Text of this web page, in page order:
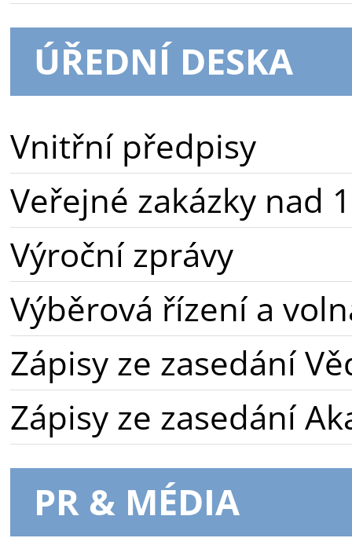
ÚŘEDNÍ DESKA
Vnitřní předpisy
Veřejné zakázky nad
Výroční zprávy
Výběrová řízení a
Zápisy ze zasedání
Zápisy ze zasedání
PR & MÉDIA